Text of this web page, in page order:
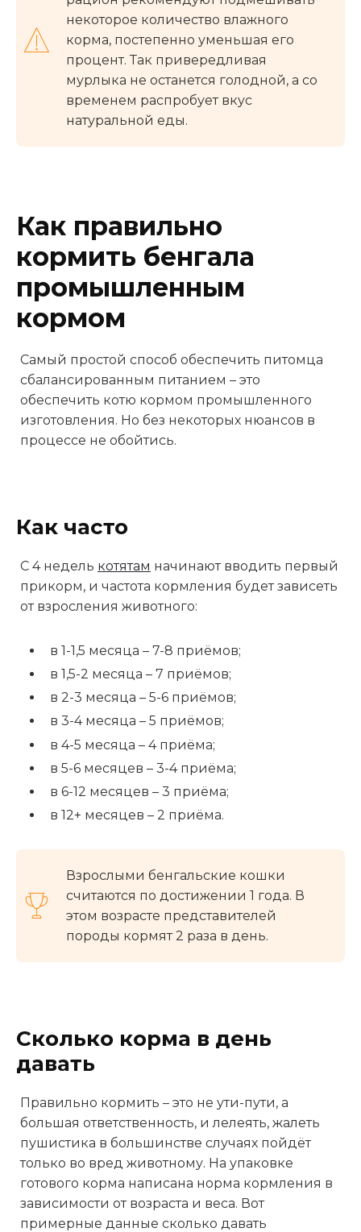
некоторое количество влажного
корма, постепенно уменьшая его
процент. Так привередливая
мурлыка не останется голодной, а со
временем распробует вкус
натуральной еды.
Как правильно
кормить бенгала
промышленным
кормом
Самый простой способ обеспечить питомца
сбалансированным питанием – это
обеспечить котю кормом промышленного
изготовления. Но без некоторых нюансов в
процессе не обойтись.
Как часто
С 4 недель котятам начинают вводить первый
прикорм, и частота кормления будет зависеть
от взросления животного:
в 1-1,5 месяца – 7-8 приёмов;
в 1,5-2 месяца – 7 приёмов;
в 2-3 месяца – 5-6 приёмов;
в 3-4 месяца – 5 приёмов;
в 4-5 месяца – 4 приёма;
в 5-6 месяцев – 3-4 приёма;
в 6-12 месяцев – 3 приёма;
в 12+ месяцев – 2 приёма.
Взрослыми бенгальские кошки
считаются по достижении 1 года. В
этом возрасте представителей
породы кормят 2 раза в день.
Сколько корма в день
давать
Правильно кормить – это не ути-пути, а
большая ответственность, и лелеять, жалеть
пушистика в большинстве случаях пойдёт
только во вред животному. На упаковке
готового корма написана норма кормления в
зависимости от возраста и веса. Вот
примерные данные сколько давать